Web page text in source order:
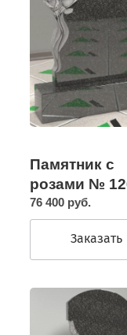
Памятник с
розами №
76 400 руб.
Заказать